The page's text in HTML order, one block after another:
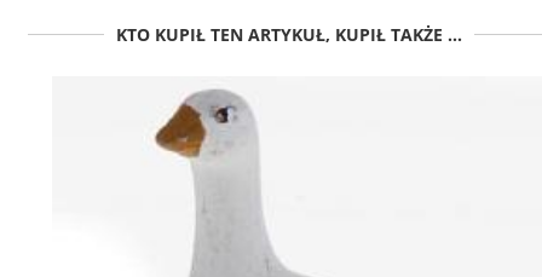
KTO KUPIŁ TEN ARTYKUŁ, KUPIŁ TAKŻE ...